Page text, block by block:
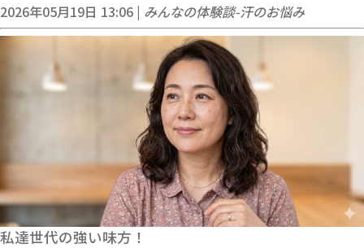
2026年05月19日 13:06 | みんなの体験談-汗のお悩み
私達世代の強い味方！